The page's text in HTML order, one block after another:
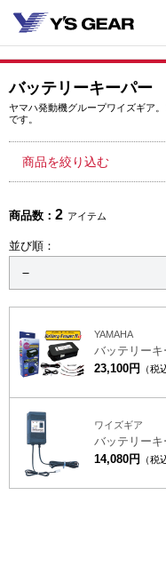
バッテリーキーパー
ヤマハ発動機グループワイズギア
です。
商品を絞り込む
商品数： 2 アイテム
並び順：
YAMAHA
バッテリー
23,100円
（税
ワイズギア
バッテリーキ
14,080円
（税